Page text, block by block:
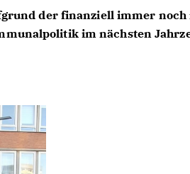
der finanziell immer noch
im nächsten